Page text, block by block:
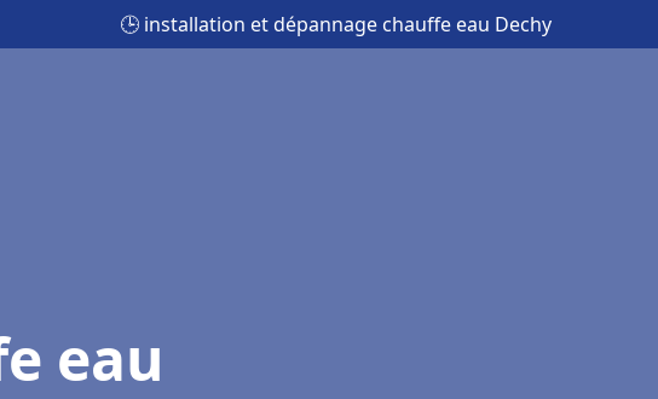
🕒 installation et dépannage chauffe eau Dechy
eau